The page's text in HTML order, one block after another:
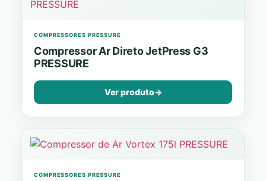
COMPRESSORES PRESSURE
Compressor Ar Direto JetPress G3
PRESSURE
Ver produto→
COMPRESSORES PRESSURE